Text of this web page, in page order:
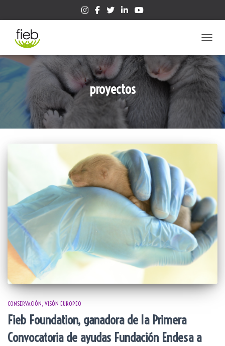
proyectos
CONSERVACIÓN VISÓN EUROPEO
Fieb Foundation, ganadora de la Primera
Convocatoria de ayudas Fundación Endesa a